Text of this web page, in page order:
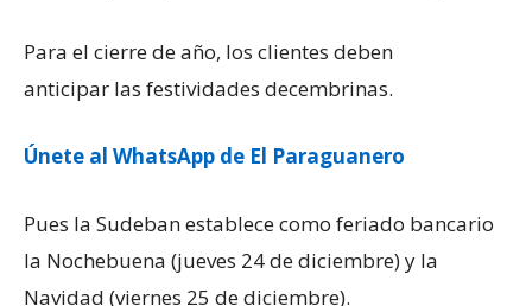
Para el cierre de año, los clientes deben
anticipar las festividades decembrinas.
Únete al WhatsApp de El Paraguanero
Pues la Sudeban establece como feriado bancario
la Nochebuena (jueves 24 de diciembre) y la
Navidad (viernes 25 de diciembre).